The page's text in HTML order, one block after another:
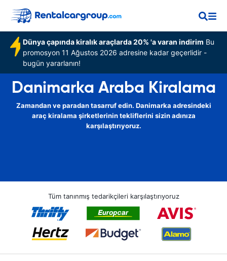
Dünya çapında kiralık araçlarda 20% 'a varan indirim Bu
promosyon 11 Ağustos 2026 adresine kadar geçerlidir -
bugün yararlanın!
Danimarka Araba Kiralama
Zamandan ve paradan tasarruf edin. Danimarka adresindeki
araç kiralama şirketlerinin tekliflerini sizin adınıza
karşılaştırıyoruz.
Tüm tanınmış tedarikçileri karşılaştırıyoruz